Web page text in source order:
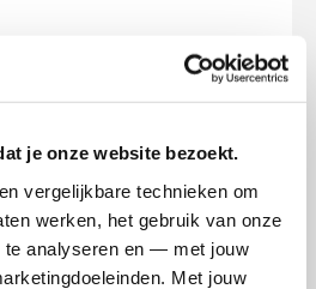
je onze website bezoekt.
vergelijkbare technieken om
werken, het gebruik van onze
te analyseren en — met jouw
Met jouw
aan de transactiekosten